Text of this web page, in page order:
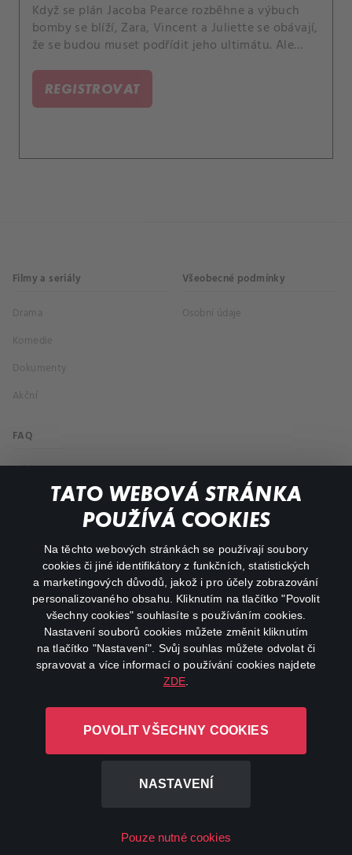
TATO WEBOVÁ STRÁNKA
POUŽÍVÁ COOKIES
Na těchto webových stránkách se používají soubory
cookies či jiné identifikátory z funkčních, statistických
a marketingových důvodů, jakož i pro účely zobrazování
personalizovaného obsahu. Kliknutím na tlačítko "Povolit
všechny cookies" souhlasíte s používáním cookies.
Nastavení souborů cookies můžete změnit kliknutím
na tlačítko "Nastavení". Svůj souhlas můžete odvolat či
spravovat a více informací o používání cookies najdete
ZDE
POVOLIT VŠECHNY COOKIES
NASTAVENÍ
Pouze nutné cookies
Když se plán Jacoba Pearce rozběhne a výbuch
bomby se blíží, Zara, Vincent a Juliette se obávají,
že se budou muset podřídit jeho ultimátu. Ale
jak se jim podaří obrátit karty proti němu a
zachránit Paříž?.
REGISTROVAT
Filmy a seriály
Drama
Komedie
Dokumenty
Akční
Všeobecné podmínky
Osobní údaje
FAQ
Můj účet
Důležité odkazy
facebookinstagram
youtube
L-1246 Luxembourg R.C.S.